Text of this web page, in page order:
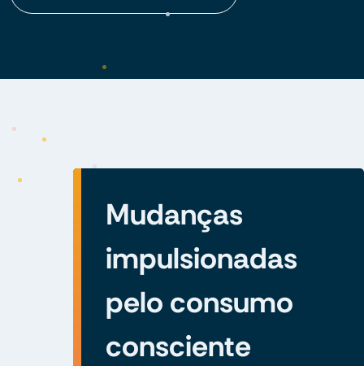
Mudanças
impulsionadas
pelo consumo
consciente